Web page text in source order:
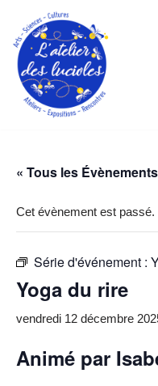
Aller
au
contenu
« Tous les Évènements
Cet évènement est passé.
Série d'événement :
Yoga du rire
vendredi 12 décembre
Animé par